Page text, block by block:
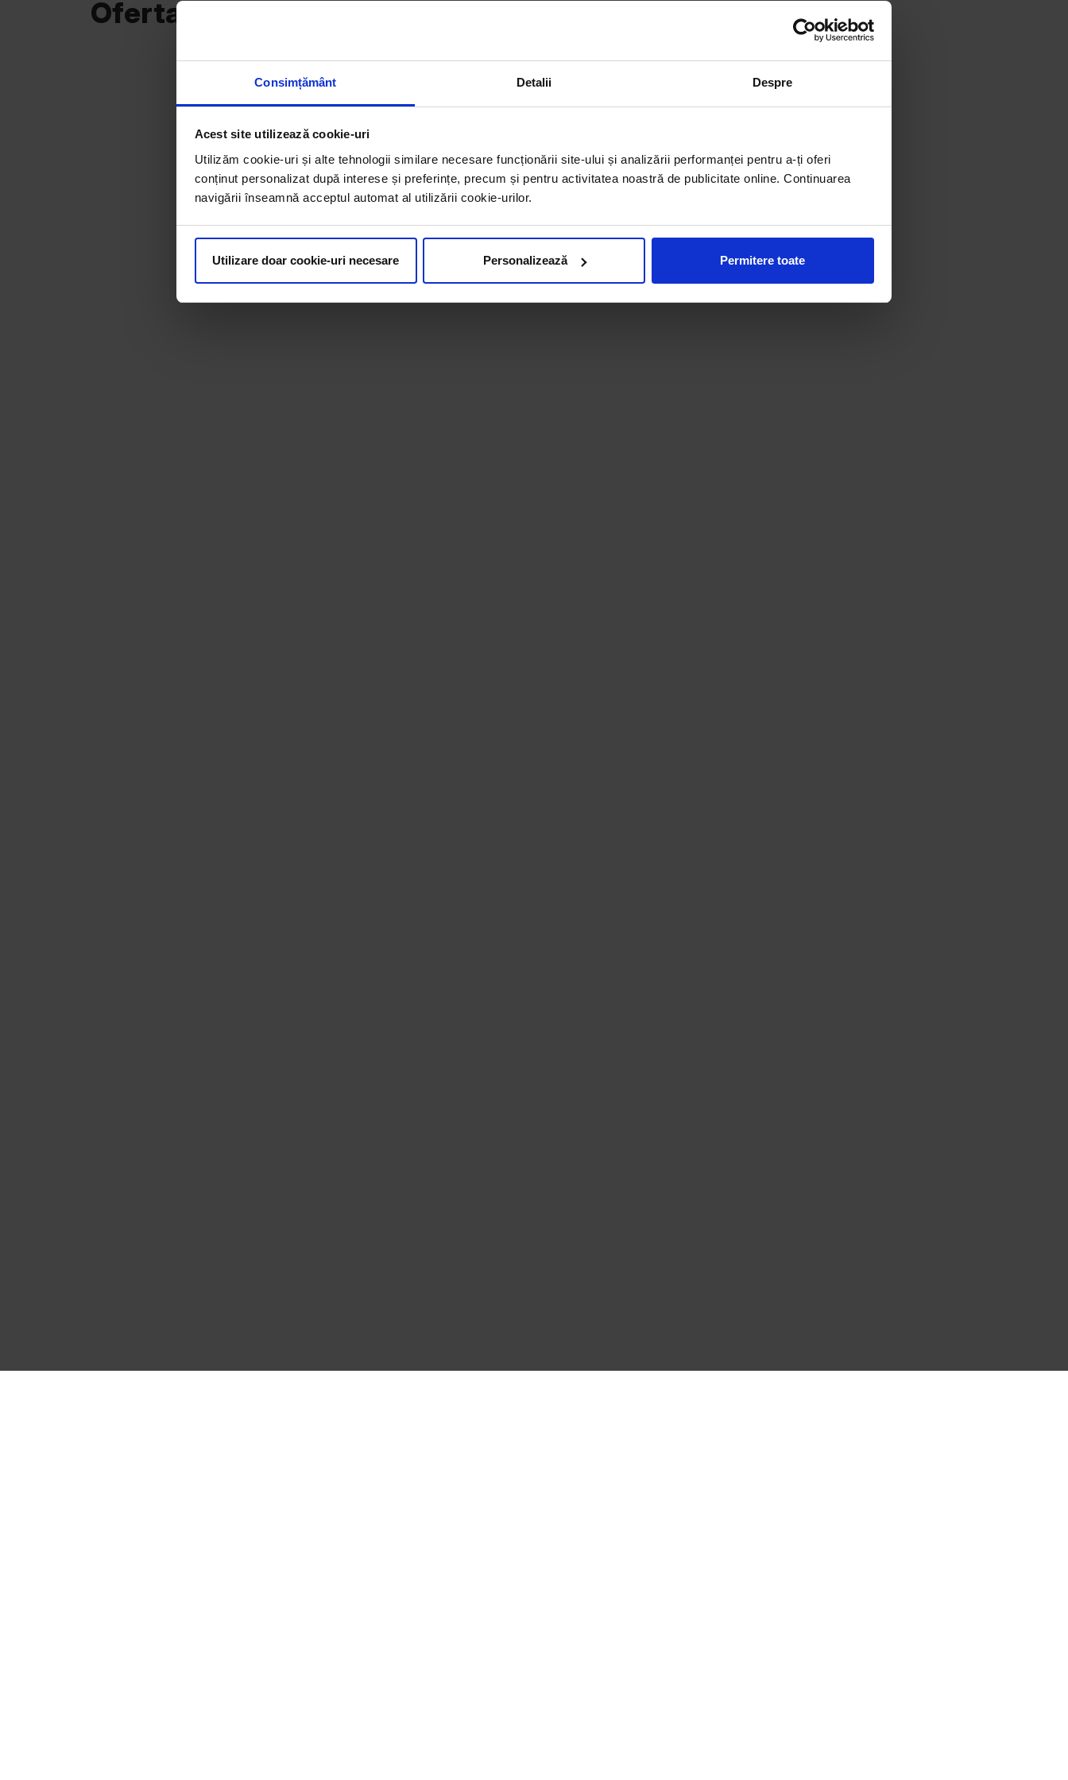
Consimțământ Detalii Despre
Acest site utilizează cookie-uri
Utilizăm cookie-uri și alte tehnologii similare necesare funcționării site-ului și analizării performanței pentru a-ți oferi
conținut personalizat după interese și preferințe, precum și pentru activitatea noastră de publicitate online. Continuarea
navigării înseamnă acceptul automat al utilizării cookie-urilor.
Utilizare doar cookie-uri necesare Personalizează Permitere toate
Oferta curentă